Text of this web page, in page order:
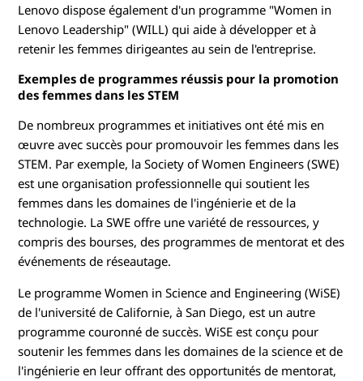
Lenovo dispose également d'un programme "Women in
Lenovo Leadership" (WILL) qui aide à développer et à
retenir les femmes dirigeantes au sein de l'entreprise.
Exemples de programmes réussis pour la promotion
des femmes dans les STEM
De nombreux programmes et initiatives ont été mis en
œuvre avec succès pour promouvoir les femmes dans les
STEM. Par exemple, la Society of Women Engineers (SWE)
est une organisation professionnelle qui soutient les
femmes dans les domaines de l'ingénierie et de la
technologie. La SWE offre une variété de ressources, y
compris des bourses, des programmes de mentorat et des
événements de réseautage.
Le programme Women in Science and Engineering (WiSE)
de l'université de Californie, à San Diego, est un autre
programme couronné de succès. WiSE est conçu pour
soutenir les femmes dans les domaines de la science et de
l'ingénierie en leur offrant des opportunités de mentorat,